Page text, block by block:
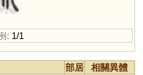
: 1/1
部居
相關異體